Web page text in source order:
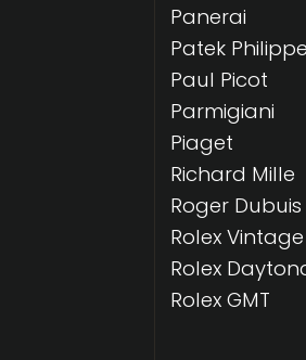
Panerai
Patek Philippe
Paul Picot
Parmigiani
Piaget
Richard Mille
Roger Dubuis
Rolex Vintage
Rolex
Rolex GMT